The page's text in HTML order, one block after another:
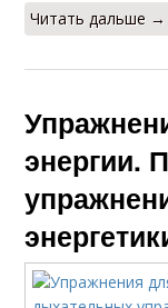
Читать дальше →
энергии.